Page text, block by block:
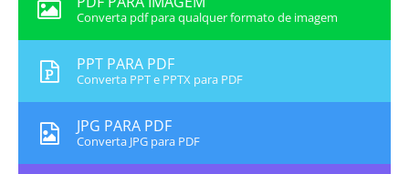
Converta pdf para qualquer formato de imagem
PPT PARA PDF
Converta PPT e PPTX para PDF
JPG PARA PDF
Converta JPG para PDF